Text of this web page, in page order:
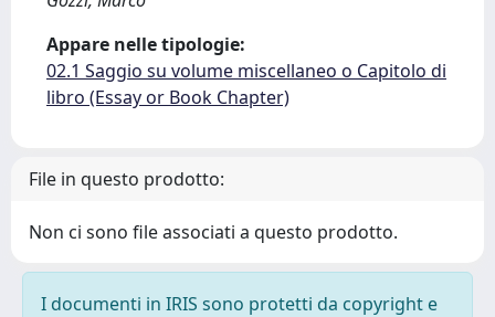
Appare nelle tipologie:
02.1 Saggio su volume miscellaneo o Capitolo di
libro (Essay or Book Chapter)
File in questo prodotto:
Non ci sono file associati a questo prodotto.
I documenti in IRIS sono protetti da copyright e